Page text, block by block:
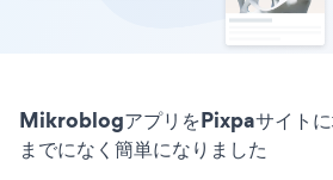
MikroblogアプリをPixpaサイトに
までになく簡単になりました